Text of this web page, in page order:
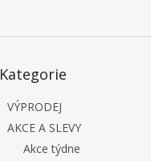
kategorie
Kategorie
VÝPRODEJ
AKCE A SLEVY
Akce týdne